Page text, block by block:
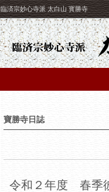
臨済宗妙心寺派 太白山 寳勝寺
寶勝寺日誌
令和２年度 春季